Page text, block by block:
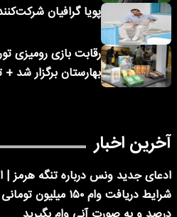
پویا گرافیان شرکت‌کننده
رقابت بازی رومیزی
بهارستان برگزار شد +
آخرین اخبار
ادعای جدید ونس درباره تنگه هرمز